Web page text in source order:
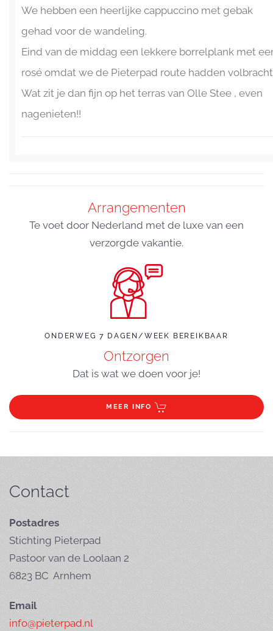
We hebben een heerlijke cappuccino met gebak
gehad voor de wandeling.
Eind van de middag een lekkere borrelplank met
rosé omdat we de Pieterpad route hadden
Wat zit je dan fijn op het terras van Olle Stee , even
nagenieten!!
Arrangementen
Te voet door Nederland met de luxe van een
verzorgde vakantie.
ONDERWEG 7 DAGEN/WEEK BEREIKBAAR
Ontzorgen
Dat is wat we doen voor je!
MEER INFO
Contact
Postadres
Stichting Pieterpad
Pastoor van de Loolaan 2
6823 BC Arnhem
Email
info@pieterpad.nl